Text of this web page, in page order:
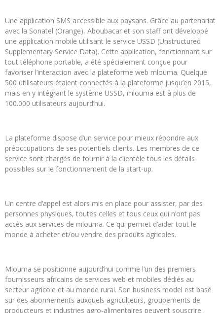
Une application SMS accessible aux paysans. Grâce au partenariat
avec la Sonatel (Orange), Aboubacar et son staff ont développé
une application mobile utilisant le service USSD (Unstructured
Supplementary Service Data). Cette application, fonctionnant sur
tout téléphone portable, a été spécialement conçue pour
favoriser l’interaction avec la plateforme web mlouma. Quelque
500 utilisateurs étaient connectés à la plateforme jusqu’en 2015,
mais en y intégrant le système USSD, mlouma est à plus de
100.000 utilisateurs aujourd’hui.
La plateforme dispose d’un service pour mieux répondre aux
préoccupations de ses potentiels clients. Les membres de ce
service sont chargés de fournir à la clientèle tous les détails
possibles sur le fonctionnement de la start-up.
Un centre d’appel est alors mis en place pour assister, par des
personnes physiques, toutes celles et tous ceux qui n’ont pas
accès aux services de mlouma. Ce qui permet d’aider tout le
monde à acheter et/ou vendre des produits agricoles.
Mlouma se positionne aujourd’hui comme l’un des premiers
fournisseurs africains de services web et mobiles dédiés au
secteur agricole et au monde rural. Son business model est basé
sur des abonnements auxquels agriculteurs, groupements de
producteurs et industries agro-alimentaires peuvent souscrire.